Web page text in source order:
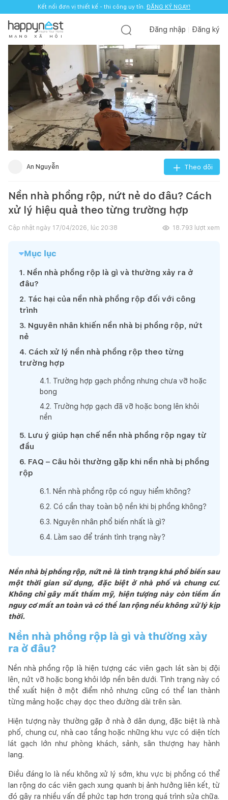
Kết nối đơn vị thiết kế - thi công uy tín. ĐĂNG KÝ NGAY!
M Ạ N G X Ã H Ộ I
Đăng nhập Đăng ký
An Nguyễn Theo dõi
Nền nhà phồng rộp, nứt nẻ do đâu? Cách
xử lý hiệu quả theo từng trường hợp
Cập nhật ngày 17/04/2026, lúc 20:38 18.793 lượt xem
Mục lục
1. Nền nhà phồng rộp là gì và thường xảy ra ở
đâu?
2. Tác hại của nền nhà phồng rộp đối với công
trình
3. Nguyên nhân khiến nền nhà bị phồng rộp, nứt
nẻ
4. Cách xử lý nền nhà phồng rộp theo từng
trường hợp
4.1 . Trường hợp gạch phồng nhưng chưa vỡ hoặc
bong
4.2. Trường hợp gạch đã vỡ hoặc bong lên khỏi
nền
5. Lưu ý giúp hạn chế nền nhà phồng rộp ngay từ
đầu
6. FAQ – Câu hỏi thường gặp khi nền nhà bị phồng
rộp
6.1 . Nền nhà phồng rộp có nguy hiểm không?
6.2. Có cần thay toàn bộ nền khi bị phồng không?
6.3. Nguyên nhân phổ biến nhất là gì?
6.4. Làm sao để tránh tình trạng này?
Nền nhà bị phồng rộp, nứt nẻ là tình trạng khá phổ biến sau
một thời gian sử dụng, đặc biệt ở nhà phố và chung cư.
Không chỉ gây mất thẩm mỹ, hiện tượng này còn tiềm ẩn
nguy cơ mất an toàn và có thể lan rộng nếu không xử lý kịp
thời.
Nền nhà phồng rộp là gì và thường xảy
ra ở đâu?
Nền nhà phồng rộp là hiện tượng các viên gạch lát sàn bị đội
lên, nứt vỡ hoặc bong khỏi lớp nền bên dưới. Tình trạng này có
thể xuất hiện ở một điểm nhỏ nhưng cũng có thể lan thành
từng mảng hoặc chạy dọc theo đường dài trên sàn.
Hiện tượng này thường gặp ở nhà ở dân dụng, đặc biệt là nhà
phố, chung cư, nhà cao tầng hoặc những khu vực có diện tích
lát gạch lớn như phòng khách, sảnh, sân thượng hay hành
lang.
Điều đáng lo là nếu không xử lý sớm, khu vực bị phồng có thể
lan rộng do các viên gạch xung quanh bị ảnh hưởng liên kết, từ
đó gây ra nhiều vấn đề phức tạp hơn trong quá trình sửa chữa.